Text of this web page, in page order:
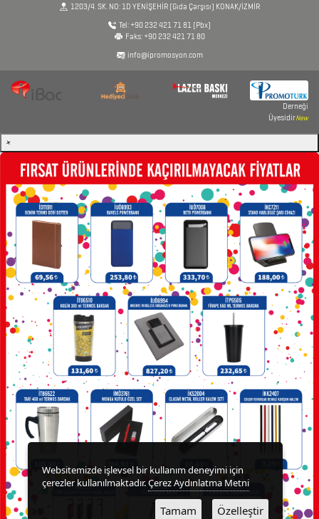
MOUSE
ORGANİZERLER
ÖZEL
SETLER
PLAKET
PLASTİK
MATARA
POST
İT
ÜRÜNLER
POWER
BANK
ROZETLER
SAAT
1203/4. SK. NO: 1D YENİŞEHİR (Gıda Çarşısı) KONAK/İZMİR
Tel: +90 232 421 71 81 (Pbx)
Faks: +90 232 421 71 80
info@ipromosyon.com
Derneği
ÜyesidirNew
×
Websitemizde işlevsel bir kullanım deneyimi için
çerezler kullanılmaktadır.Çerez Aydınlatma Metni
Tamam Özelleştir